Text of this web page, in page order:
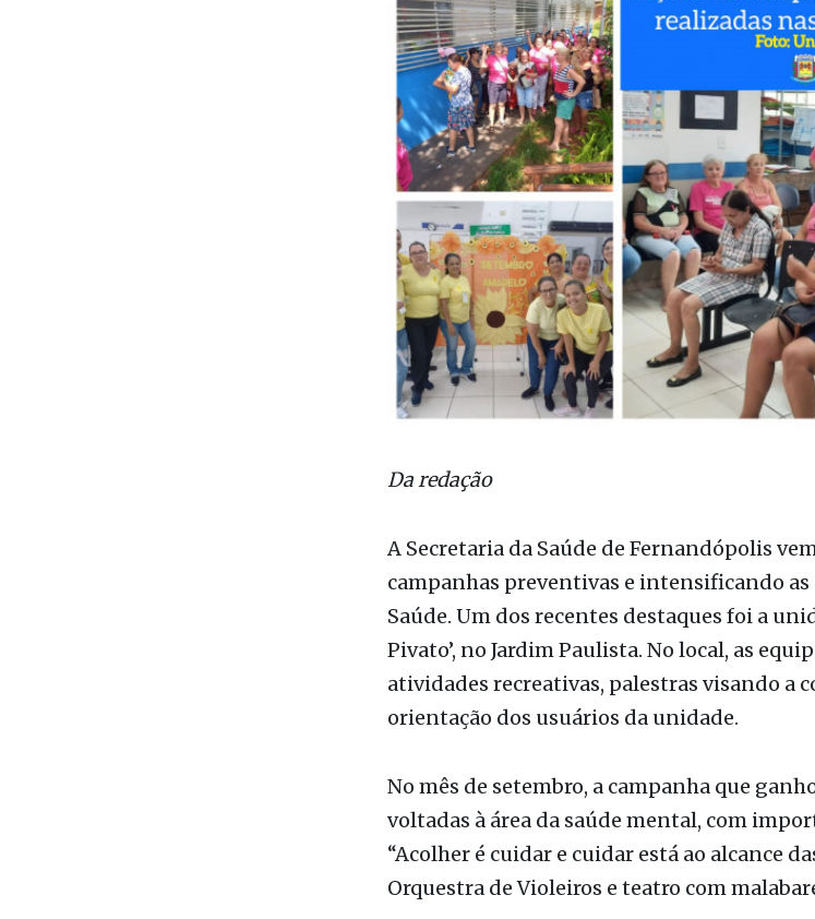
Da redação
A Secretaria da Saúde de Fernandópolis
campanhas preventivas e intensificando as
Saúde. Um dos recentes destaques foi a
Pivato’, no Jardim Paulista. No local, as
atividades recreativas, palestras visando a
orientação dos usuários da unidade.
No mês de setembro, a campanha que
voltadas à área da saúde mental, com
“Acolher é cuidar e cuidar está ao alcance
Orquestra de Violeiros e teatro com